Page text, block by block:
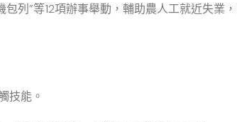
列”等12項辦事舉動，輔助農人工就近失業
技能。